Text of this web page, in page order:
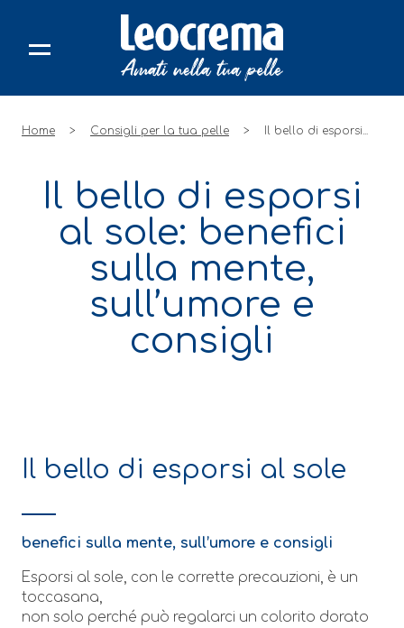
Home Consigli per la tua pelle Il bello di esporsi...
Il bello di esporsi
al sole: benefici
sulla mente,
sull’umore e
consigli
Il bello di esporsi al sole
benefici sulla mente, sull’umore e consigli
Esporsi al sole, con le corrette precauzioni, è un
toccasana,
non solo perché può regalarci un colorito dorato